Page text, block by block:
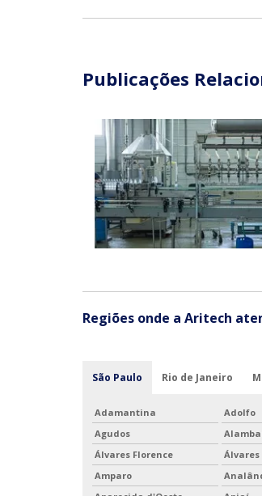
Publicações
Regiões onde a Aritech
São Paulo Rio de Janeiro
Adamantina Adolfo
Agudos
Álvares Florence
Amparo